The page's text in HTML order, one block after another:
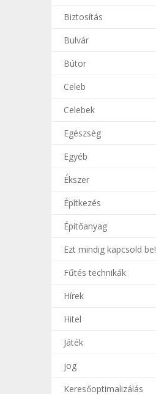
Biztosítás
Bulvár
Bútor
Celeb
Celebek
Egészség
Egyéb
Ékszer
Építkezés
Építőanyag
Ezt mindig kapcsold be!
Fűtés technikák
Hírek
Hitel
Játék
jog
Keresőoptimalizálás